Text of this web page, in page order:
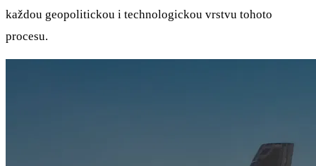
každou geopolitickou i technologickou vrstvu tohoto
procesu.